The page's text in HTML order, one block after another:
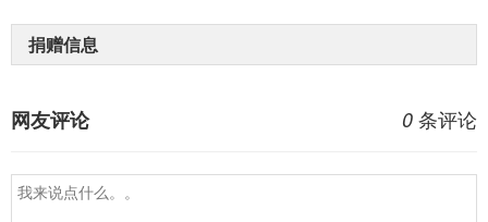
捐赠信息
0 条评论
网友评论